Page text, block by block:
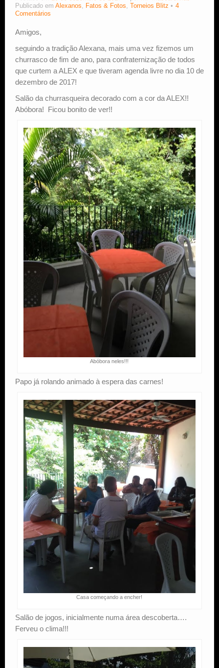
Estude Xadrez
Publicado em Alexanos, Fatos & Fotos, Torneios Blitz
4
Comentários
Amigos,
seguindo a tradição Alexana, mais uma vez fizemos um
churrasco de fim de ano, para confraternização de todos
que curtem a ALEX e que tiveram agenda livre no dia 10 de
dezembro de 2017!
Salão da churrasqueira decorado com a cor da ALEX!!
Abóbora! Ficou bonito de ver!!
Abóbora neles!!!
Papo já rolando animado à espera das carnes!
Casa começando a encher!
Salão de jogos, inicialmente numa área descoberta….
Ferveu o clima!!!